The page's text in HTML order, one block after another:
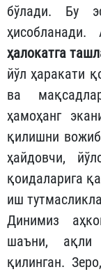
бўлади. Бу
ҳалокатга
йўл ҳаракати
ва
ҳамоҳанг
қилишни
ҳайдовчи,
қоидаларига
иш
Динимиз
шаъни, ақли
қилинган.